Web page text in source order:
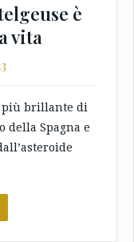
è
vita
più brillante di
della Spagna e